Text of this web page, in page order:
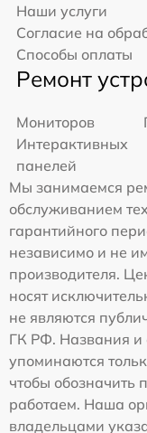
Наши услуги
Согласие на
Способы оплаты
Ремонт
Мониторов
Интерактивных
панелей
Мы занимаемся
обслуживанием
гарантийного
независимо и не
производителя.
носят
не являются
ГК РФ. Названия и
упоминаются
чтобы обозначить
работаем. Наша
владельцами